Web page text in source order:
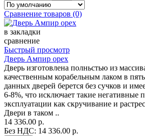
Сравнение товаров (0)
в закладки
сравнение
Быстрый просмотр
Дверь Ампир орех
Дверь изготовлена полньстью из
качественным корабельным лаком в
данных дверей берется без сучков и
6-8%, что исключает такие негативные
эксплуатации как скручивание и
Двери в таком ..
14 336.00 р.
Без НДС: 14 336.00 р.